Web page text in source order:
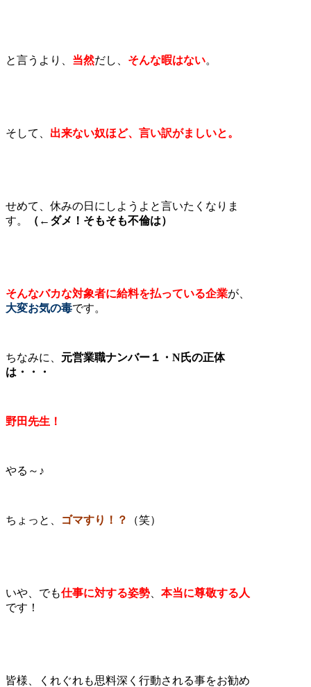
と言うより、 当然だし、 そんな暇はない。
そして、 出来ない奴ほど、言い訳がましいと。
せめて、休みの日にしようよと言いたくなりま
す。
（←ダメ！そもそも不倫は）
そんなバカな対象者に給料を払っている企業が、
大変お気の毒です。
ちなみに、 元営業職ナンバー１・N氏の正体
は・・・
野田先生！
やる～♪
ちょっと、 ゴマすり！？ （笑）
いや、でも仕事に対する姿勢
本当に尊敬する人
です！
皆様、くれぐれも思料深く行動される事をお勧め